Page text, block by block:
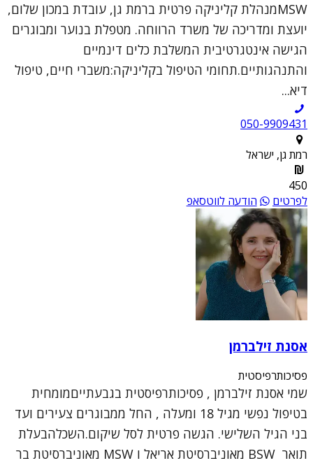
MSWמנהלת קליניקה פרטית ברמת גן, עובדת במכון שלום,
יועצת ומדריכה של משרד הרווחה. מטפלת בנוער ומבוגרים
הגישה אינטגרטיבית המשלבת כלים דינמיים
והתנהגותיים.תחומי הטיפול בקליניקה:משברי חיים, טיפול
דיא...
050-9909431
רמת גן, ישראל
450
לפרטים
הודעה לווטסאפ
אסנת זילברמן
פסיכותרפיסטית
שמי אסנת זילברמן , פסיכותרפיסטית בגבעתייםמומחית
בטיפול נפשי מגיל 18 ומעלה , החל ממבוגרים צעירים ועד
בני הגיל השלישי. הגשה פרטית לסל שיקום.השכלהבעלת
תואר BSW מאוניברסיטת אריאל ו MSW מאוניברסיטת בר